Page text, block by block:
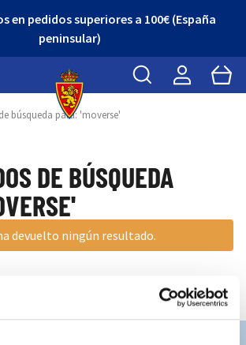
en pedidos superiores a 100€ (España
peninsular)
idioma
Buscar Cart
búsqueda para: 'moverse'
DE BÚSQUEDA
devuelto ningún resultado.